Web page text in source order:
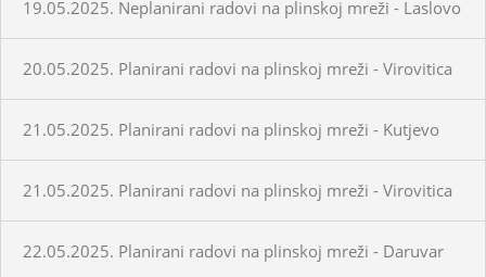
19.05.2025. Neplanirani radovi na plinskoj mreži - Laslovo
20.05.2025. Planirani radovi na plinskoj mreži - Virovitica
21.05.2025. Planirani radovi na plinskoj mreži - Kutjevo
21.05.2025. Planirani radovi na plinskoj mreži - Virovitica
22.05.2025. Planirani radovi na plinskoj mreži - Daruvar